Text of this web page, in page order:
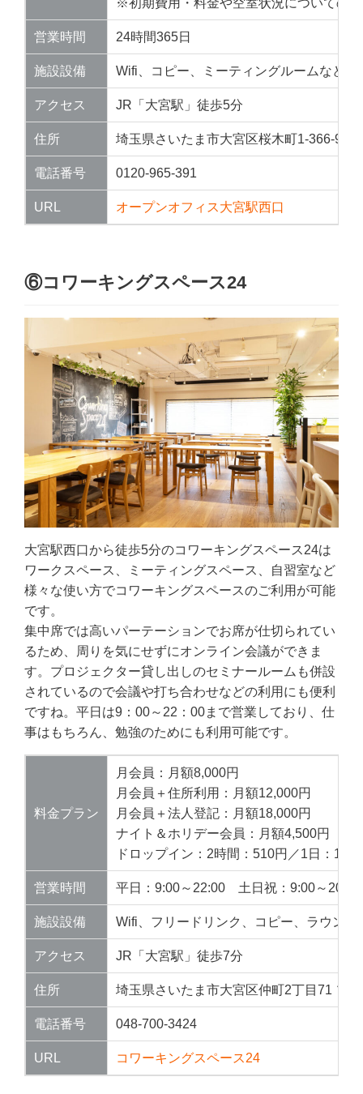
※初期費用・料金や空室状況についての
営業時間 24時間365日
施設設備 Wifi、コピー、ミーティングルームなど
アクセス JR「大宮駅」徒歩5分
住所 埼玉県さいたま市大宮区桜木町1-366-9
電話番号 0120-965-391
URL オープンオフィス大宮駅西口
⑥コワーキングスペース24
大宮駅西口から徒歩5分のコワーキングスペース24は
ワークスペース、ミーティングスペース、自習室など
様々な使い方でコワーキングスペースのご利用が可能
です。
集中席では高いパーテーションでお席が仕切られてい
るため、周りを気にせずにオンライン会議ができま
す。プロジェクター貸し出しのセミナールームも併設
されているので会議や打ち合わせなどの利用にも便利
ですね。平日は9：00～22：00まで営業しており、仕
事はもちろん、勉強のためにも利用可能です。
料金プラン
月会員：月額8,000円
月会員＋住所利用：月額12,000円
月会員＋法人登記：月額18,000円
ナイト＆ホリデー会員：月額4,500円（平
ドロップイン：2時間：510円／1日：
営業時間 平日：9:00～22:00 土日祝：9:00～20:00
施設設備 Wifi、フリードリンク、コピー、ラウン
アクセス JR「大宮駅」徒歩7分
住所 埼玉県さいたま市大宮区仲町2丁目71 ソ
電話番号 048-700-3424
URL コワーキングスペース24